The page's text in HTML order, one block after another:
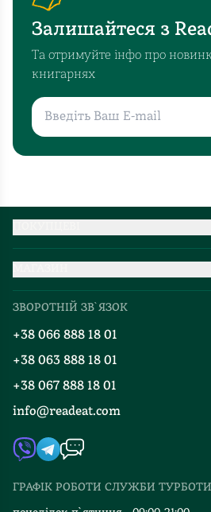
Залишайтеся з
Та отримуйте інфо про
книгарнях
Про нас
Добірки
Блог
Події
Книгарні
Контакти
Автори
Видавництва
Відгуки та оцінка RDT
Партнерство
ЗВОРОТНІЙ ЗВ`ЯЗОК
+38 066 888 18 01
+38 063 888 18 01
+38 067 888 18 01
info@readeat.com
ГРАФІК РОБОТИ СЛУЖБИ ТУРБОТИ